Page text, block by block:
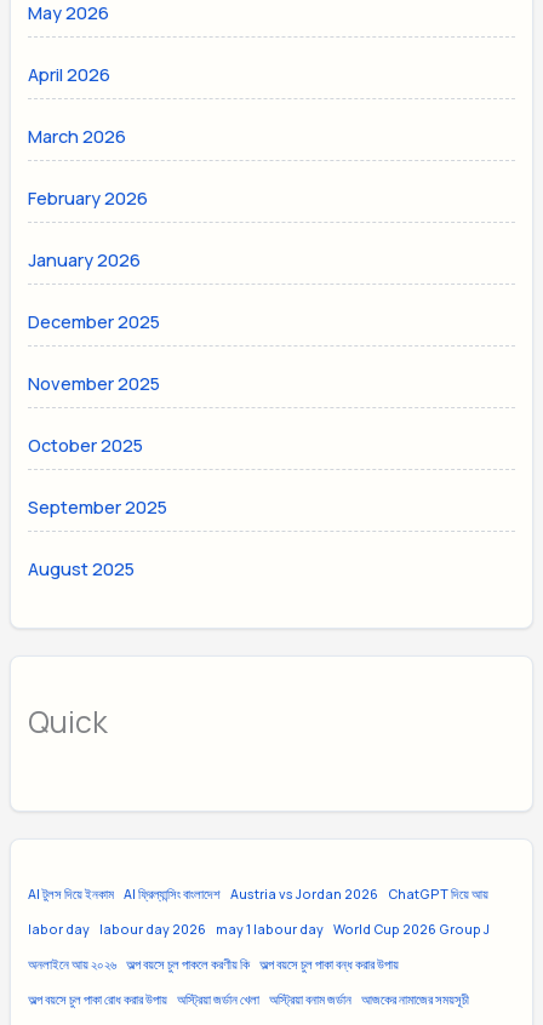
May 2026
April 2026
March 2026
February 2026
January 2026
December 2025
November 2025
October 2025
September 2025
August 2025
Quick
AI টুলস দিয়ে ইনকাম AI ফ্রিল্যান্সিং বাংলাদেশ Austria vs Jordan 2026 ChatGPT দিয়ে আয়
labor day labour day 2026 may 1 labour day World Cup 2026 Group J
অনলাইনে আয় ২০২৬ অল্প বয়সে চুল পাকলে করণীয় কি অল্প বয়সে চুল পাকা বন্ধ করার উপায়
অল্প বয়সে চুল পাকা রোধ করার উপায় অস্ট্রিয়া জর্ডান খেলা অস্ট্রিয়া বনাম জর্ডান আজকের নামাজের সময়সূচী